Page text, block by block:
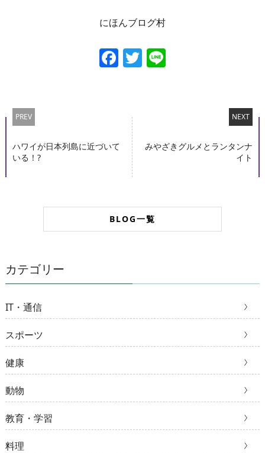
にほんブログ村
Facebook
Twitter
Line
PREV
ハワイが日本列島に近づいて
いる！?
NEXT
みやざきグルメとランタンナ
イト
BLOG一覧
カテゴリー
IT・通信
スポーツ
健康
動物
教育・学習
料理